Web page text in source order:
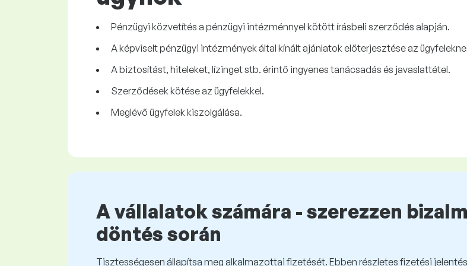
Pénzügyi közvetítés a pénzügyi intézménnyel kötött írásbeli szerződés alapján.
A képviselt pénzügyi intézmények által kínált ajánlatok előterjesztése az
A biztosítást, hiteleket, lízinget stb. érintő ingyenes tanácsadás és javaslattétel.
Szerződések kötése az ügyfelekkel.
Meglévő ügyfelek kiszolgálása.
A vállalatok számára - szerezzen
döntés során
Tisztességesen állapítsa meg alkalmazottai fizetését. Ebben részletes fizetési